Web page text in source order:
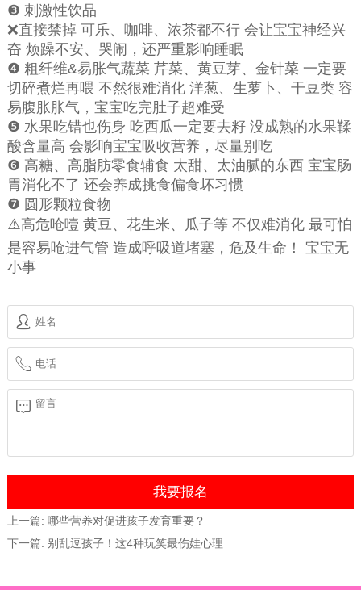
❸ 刺激性饮品
❌直接禁掉 可乐、咖啡、浓茶都不行 会让宝宝神经兴
奋 烦躁不安、哭闹，还严重影响睡眠
❹ 粗纤维&易胀气蔬菜 芹菜、黄豆芽、金针菜 一定要
切碎煮烂再喂 不然很难消化 洋葱、生萝卜、干豆类 容
易腹胀胀气，宝宝吃完肚子超难受
❺ 水果吃错也伤身 吃西瓜一定要去籽 没成熟的水果鞣
酸含量高 会影响宝宝吸收营养，尽量别吃
❻ 高糖、高脂肪零食辅食 太甜、太油腻的东西 宝宝肠
胃消化不了 还会养成挑食偏食坏习惯
❼ 圆形颗粒食物
⚠️高危呛噎 黄豆、花生米、瓜子等 不仅难消化 最可怕
是容易呛进气管 造成呼吸道堵塞，危及生命！ 宝宝无
小事
上一篇: 哪些营养对促进孩子发育重要？
下一篇: 别乱逗孩子！这4种玩笑最伤娃心理